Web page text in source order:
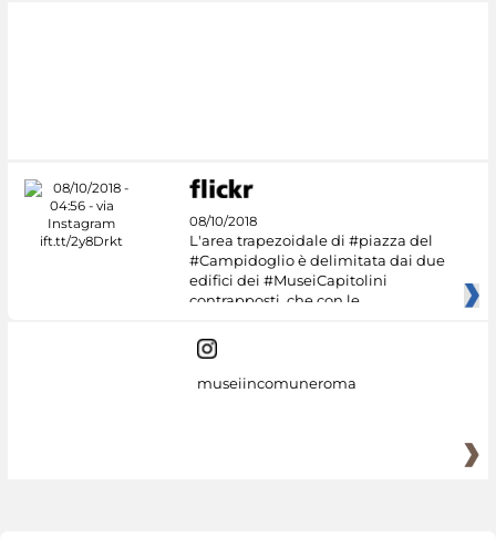
08/10/2018
L'area trapezoidale di #piazza del
#Campidoglio è delimitata dai due
edifici dei #MuseiCapitolini
contrapposti, che con le
museiincomuneroma